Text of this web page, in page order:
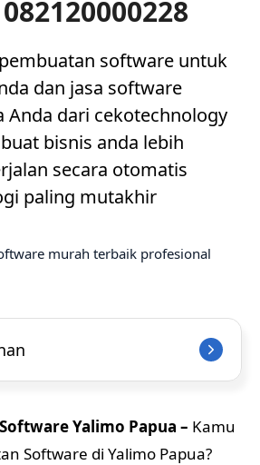
software untuk
dan jasa software
Anda dari cekotechnology
bisnis anda lebih
secara otomatis
paling mutakhir
Yalimo Papua – Kamu
Software di Yalimo Papua?